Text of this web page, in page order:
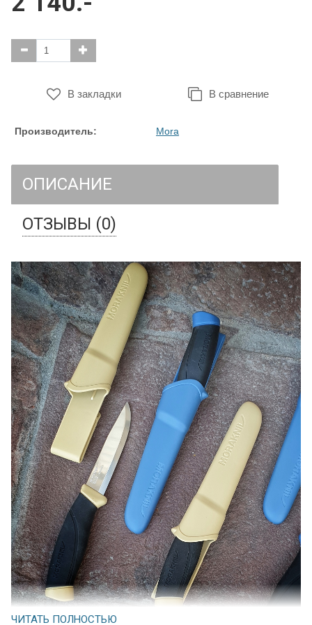
В закладки В сравнение
Производитель: Mora
ОПИСАНИЕ
ОТЗЫВЫ (0)
ЧИТАТЬ ПОЛНОСТЬЮ